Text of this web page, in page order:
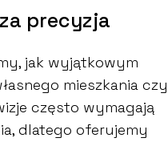
precyzja
jak wyjątkowym
mieszkania czy
często wymagają
dlatego oferujemy